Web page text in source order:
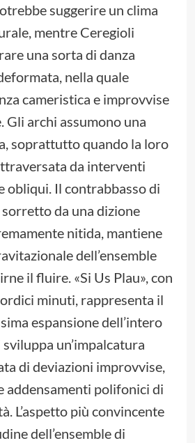
suggerire un clima
mentre Ceregioli
una sorta di danza
nella quale
cameristica e improvvise
archi assumono una
soprattutto quando la loro
da interventi
obliqui. Il contrabbasso di
da una dizione
nitida, mantiene
dell’ensemble
il fluire. «Si Us Plau», con
minuti, rappresenta il
espansione dell’intero
un’impalcatura
di deviazioni improvvise,
addensamenti polifonici di
L’aspetto più convincente
dell’ensemble di